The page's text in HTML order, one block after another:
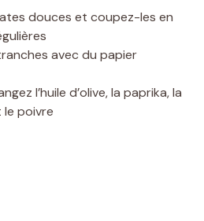
douces et coupez-les en
avec du papier
l’huile d’olive, la paprika, la
le poivre